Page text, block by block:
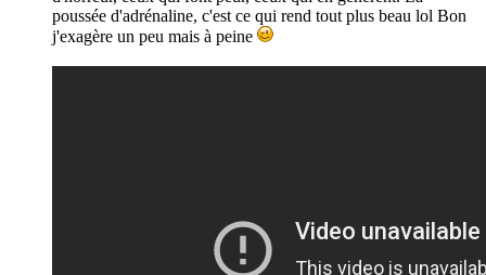
poussée d'adrénaline, c'est ce qui rend tout plus beau lol Bon
j'exagère un peu mais à peine